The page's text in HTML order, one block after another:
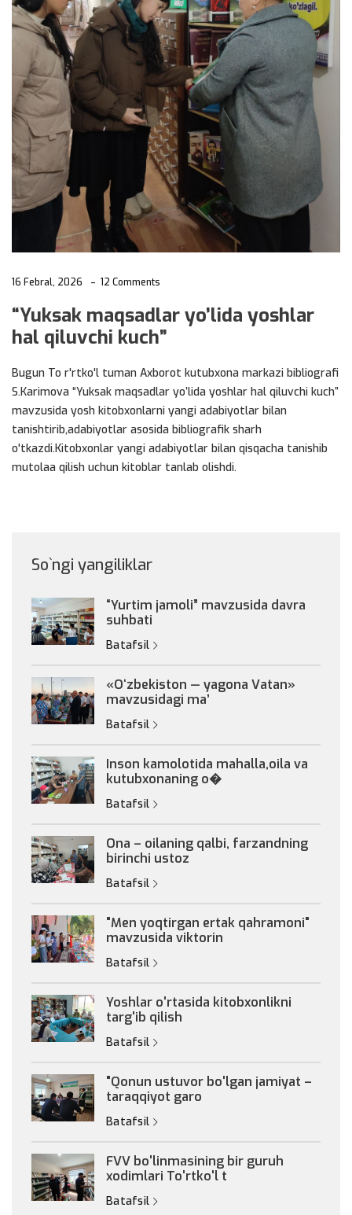
16 Febral, 2026 12 Comments
“Yuksak maqsadlar yo’lida yoshlar
hal qiluvchi kuch”
Bugun To r'rtko'l tuman Axborot kutubxona markazi bibliografi
S.Karimova “Yuksak maqsadlar yo’lida yoshlar hal qiluvchi kuch”
mavzusida yosh kitobxonlarni yangi adabiyotlar bilan
tanishtirib,adabiyotlar asosida bibliografik sharh
o'tkazdi.Kitobxonlar yangi adabiyotlar bilan qisqacha tanishib
mutolaa qilish uchun kitoblar tanlab olishdi.
So`ngi yangiliklar
“Yurtim jamoli” mavzusida davra
suhbati
Batafsil
«Oʻzbekiston — yagona Vatan»
mavzusidagi maʼ
Batafsil
Inson kamolotida mahalla,oila va
kutubxonaning o�
Batafsil
Ona – oilaning qalbi, farzandning
birinchi ustoz
Batafsil
"Men yoqtirgan ertak qahramoni"
mavzusida viktorin
Batafsil
Yoshlar o'rtasida kitobxonlikni
targ'ib qilish
Batafsil
"Qonun ustuvor bo'lgan jamiyat –
taraqqiyot garo
Batafsil
FVV bo'linmasining bir guruh
xodimlari To'rtko'l t
Batafsil